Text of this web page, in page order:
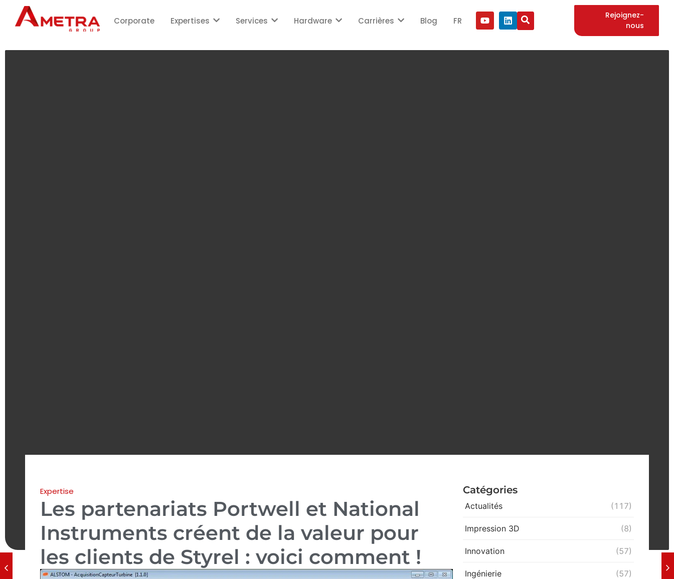
Corporate Expertises Services Hardware Carrières Blog FR
Rejoignez-
nous
Expertise
Les partenariats Portwell et National
Instruments créent de la valeur pour
les clients de Styrel : voici comment !
Catégories
Actualités (117)
Impression 3D (8)
Innovation (57)
Ingénierie (57)